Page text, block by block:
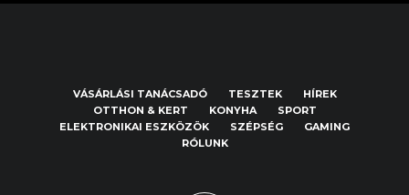
VÁSÁRLÁSI TANÁCSADÓ TESZTEK
HÍREK
OTTHON & KERT
KONYHA
SPORT
ELEKTRONIKAI ESZKÖZÖK
SZÉPSÉG
GAMING
RÓLUNK